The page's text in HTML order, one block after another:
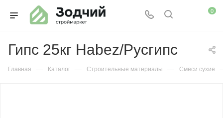
0
Гипс 25кг Habez/Русгипс
Главная — Каталог — Строительные материалы — Смеси сухие